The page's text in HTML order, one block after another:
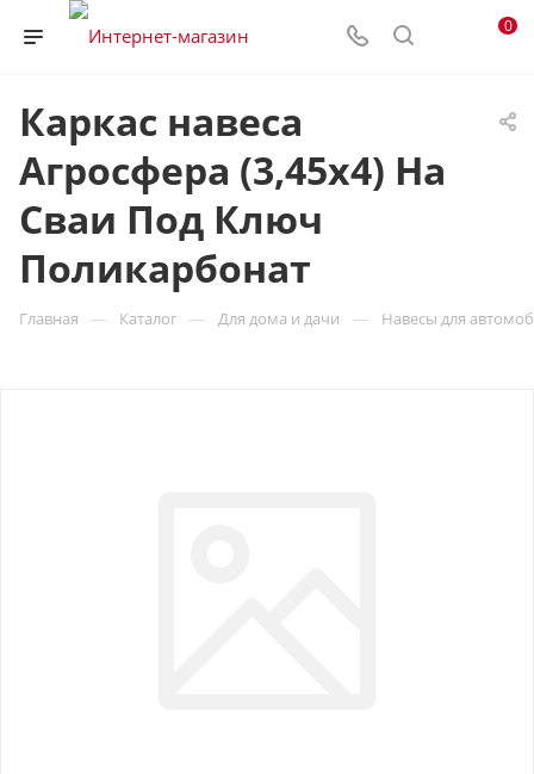
0
Каркас навеса
Агросфера (3,45х4) На
Сваи Под Ключ
Поликарбонат
Главная — Каталог — Для дома и дачи — Навесы для